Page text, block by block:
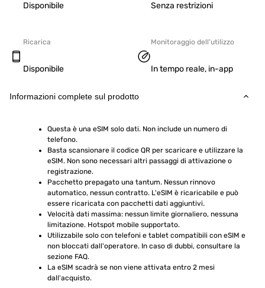
Disponibile Senza restrizioni
Ricarica
Disponibile
Monitoraggio dell'utilizzo
In tempo reale, in-app
Informazioni complete sul prodotto
Questa è una eSIM solo dati. Non include un numero di
telefono.
Basta scansionare il codice QR per scaricare e utilizzare la
eSIM. Non sono necessari altri passaggi di attivazione o
registrazione.
Pacchetto prepagato una tantum. Nessun rinnovo
automatico, nessun contratto. L'eSIM è ricaricabile e può
essere ricaricata con pacchetti dati aggiuntivi.
Velocità dati massima: nessun limite giornaliero, nessuna
limitazione. Hotspot mobile supportato.
Utilizzabile solo con telefoni e tablet compatibili con eSIM e
non bloccati dall'operatore. In caso di dubbi, consultare la
sezione FAQ.
La eSIM scadrà se non viene attivata entro 2 mesi
dall'acquisto.